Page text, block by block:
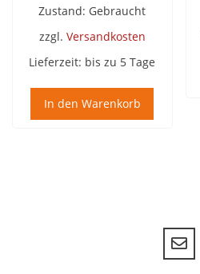
Zustand: Gebraucht
zzgl. Versandkosten
Lieferzeit: bis zu 5 Tage
In den Warenkorb